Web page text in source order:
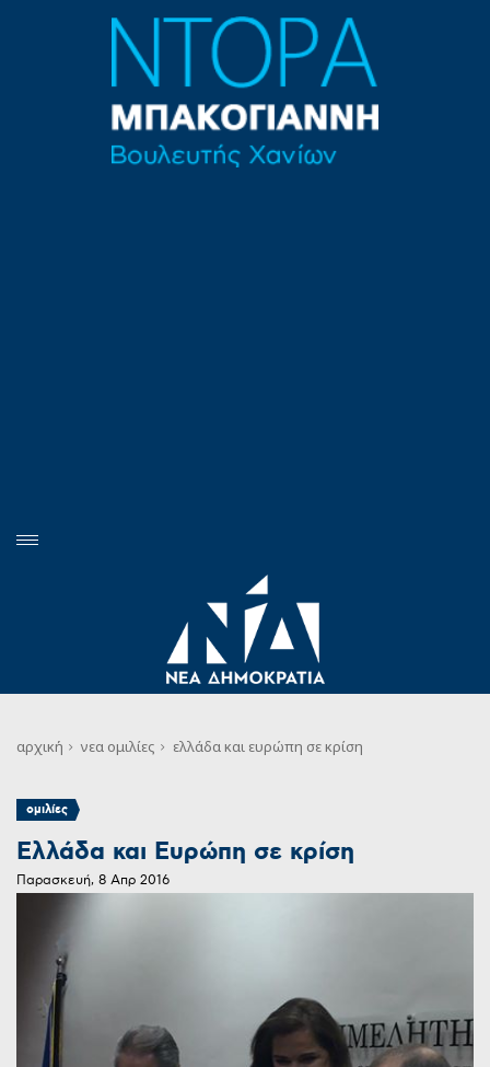
αρχική νεα ομιλίες ελλάδα και ευρώπη σε κρίση
ομιλίες
Ελλάδα και Ευρώπη σε κρίση
Παρασκευή, 8 Απρ 2016